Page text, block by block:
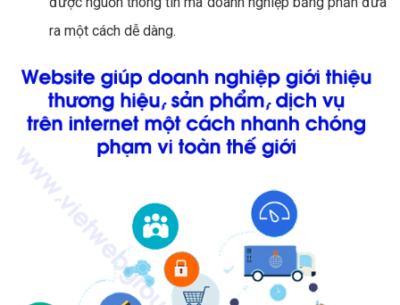
ra một cách dễ dàng.